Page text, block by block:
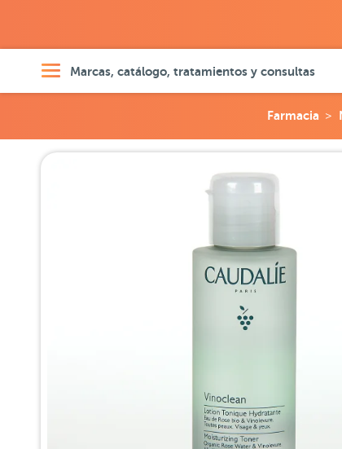
Marcas, catálogo, tratamientos y consultas
Farmacia